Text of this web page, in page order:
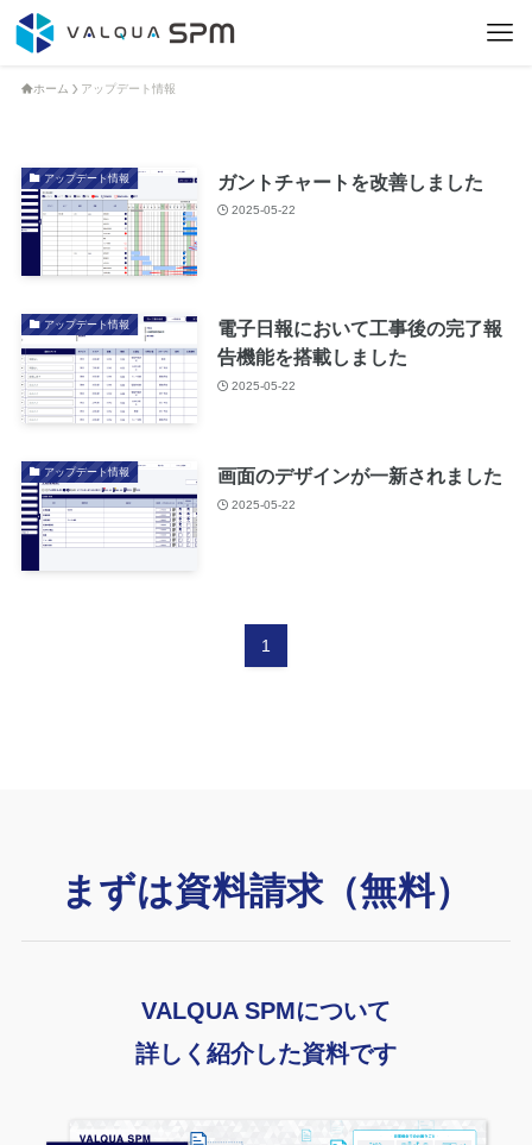
ホーム アップデート情報
アップデート情報 ガントチャートを改善しました
2025-05-22
アップデート情報
電子日報において工事後の完了報
告機能を搭載しました
2025-05-22
アップデート情報 画面のデザインが一新されました
2025-05-22
1
まずは資料請求（無料）
VALQUA SPMについて
詳しく紹介した資料です